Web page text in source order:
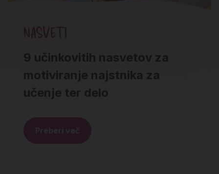
NASVETI
9 učinkovitih nasvetov za
motiviranje najstnika za
učenje ter delo